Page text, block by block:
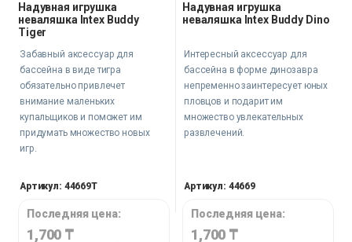
Надувная игрушка
неваляшка Intex Buddy
Tiger
Забавный аксессуар для
бассейна в виде тигра
обязательно привлечет
внимание маленьких
купальщиков и поможет им
придумать множество новых
игр.
Артикул: 44669T
Последняя цена:
1,700 ₸
Надувная игрушка
неваляшка Intex Buddy Dino
Интересный аксессуар для
бассейна в форме динозавра
непременно заинтересует юных
пловцов и подарит им
множество увлекательных
развлечений.
Артикул: 44669
Последняя цена:
1,700 ₸